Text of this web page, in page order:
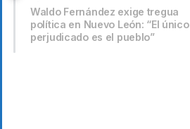
Waldo Fernández exige tregua
política en Nuevo León: “El único
perjudicado es el pueblo”